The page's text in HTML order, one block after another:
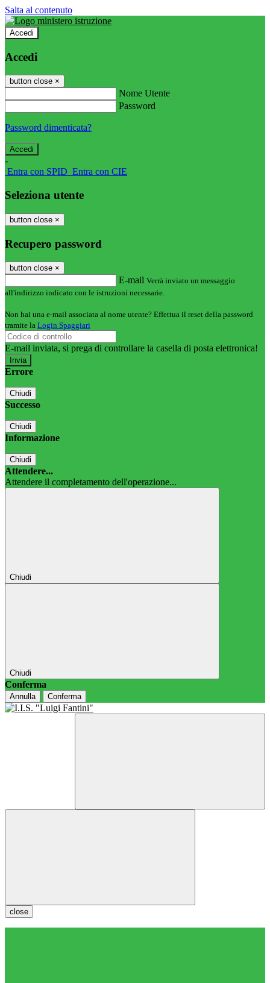
Salta al contenuto
Accedi
Accedi
button close ×
Nome Utente
Password
Password dimenticata?
-
Entra con SPID Entra con CIE
Seleziona utente
button close ×
Recupero password
button close ×
E-mail Verrà inviato un messaggio
all'indirizzo indicato con le istruzioni necessarie.
Non hai una e-mail associata al nome utente? Effettua il reset della password
tramite la Login Spaggiari
E-mail inviata, si prega di controllare la casella di posta elettronica!
Errore
Chiudi
Successo
Chiudi
Informazione
Chiudi
Attendere...
Attendere il completamento dell'operazione...
Chiudi
Chiudi
Conferma
Annulla Conferma
close